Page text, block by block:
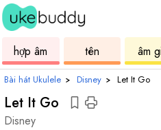
hợp âm
ukulele
tên
hợp
âm
Bài hát Ukulele › Disney › Let It Go
Let It Go
âm
Disney